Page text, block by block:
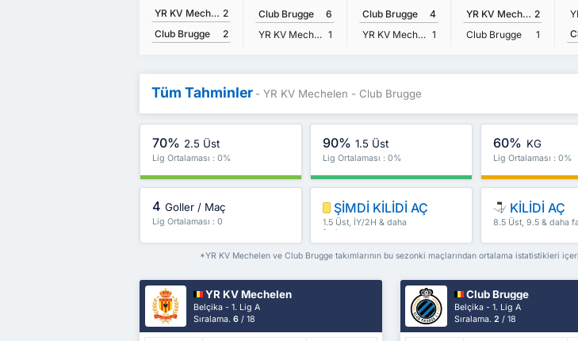
YR KV Mechelen 2
Club Brugge
2
Club Brugge
6
YR KV Mechelen 1
Club Brugge
4
YR KV Mechelen 1
YR KV Mechelen 2
Club Brugge
1
Tüm Tahminler - YR KV Mechelen - Club Brugge
70% 2.5 Üst
Lig Ortalaması : 0%
90% 1.5 Üst
Lig Ortalaması : 0%
60% KG
Lig Ortalaması : 0%
4 Goller / Maç
Lig Ortalaması : 0
ŞİMDİ KİLİDİ AÇ
1.5 Üst, İY/2H & daha
fazlası
KİLİDİ AÇ
8.5 Üst, 9.5 & daha
*YR KV Mechelen ve Club Brugge takımlarının bu sezonki maçlarından ortalama istatistikleri
YR KV Mechelen
Belçika - 1. Lig A
Sıralama.6 / 18
Club Brugge
Belçika - 1. Lig A
Sıralama.2 / 18